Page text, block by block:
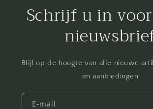
Schrijf u in
Blijf op de hoogte van alle nieuwe
en aanbiedingen
E‑mail